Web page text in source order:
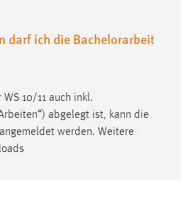
darf ich die Bachelorarbeit
10/11 auch inkl.
abgelegt ist, kann die
werden. Weitere
mibew_locale, mibew-